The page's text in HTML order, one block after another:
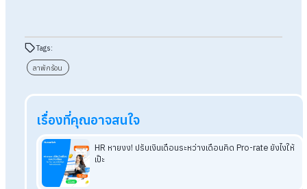
ไหม ต้องบอกเหตุผลหรือไม่
สิทธิ์ตามกฎหมายที่พนักงานพึงได้รับ ทั้งในแง่จำนวนวันและรูปแบ
การใช้สิทธิ์ ไม่ว่าจะเป็นการลาต่อเนื่องหรือการระบุเหตุผล ซึ่งบริษั
สามารถกำหนดนโยบายเพิ่มเติมได้ โดยควรสื่อสารให้ชัดเจน โปร่งใ
และเป็นธรรม เพื่อให้การบริหารจัดการวันลาเป็นระบบ ลดความสับ
และช่วยให้การวางแผนงานในทีมเป็นไปอย่างราบรื่น